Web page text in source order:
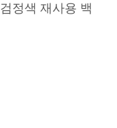
검정색 재사용 백